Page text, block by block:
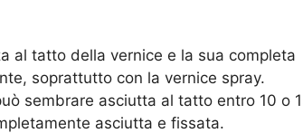
al tatto della vernice e la sua completa
soprattutto con la vernice spray.
sembrare asciutta al tatto entro 10 o
asciutta e fissata.